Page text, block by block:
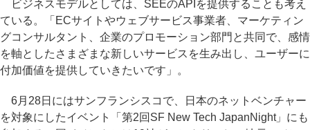
ビジネスモデルとしては、SEEのAPIを提供することも考え
ている。「ECサイトやウェブサービス事業者、マーケティン
グコンサルタント、企業のプロモーション部門と共同で、感情
を軸としたさまざまな新しいサービスを生み出し、ユーザーに
付加価値を提供していきたいです」。
6月28日にはサンフランシスコで、日本のネットベンチャー
を対象にしたイベント「第2回SF New Tech JapanNight」にも